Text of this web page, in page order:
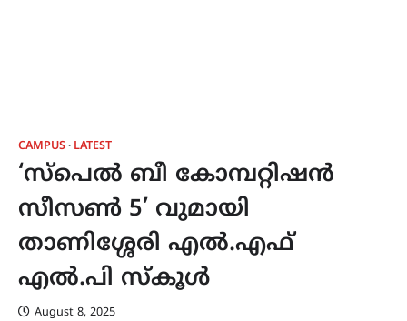
CAMPUS LATEST
‘സ്പെൽ ബീ കോമ്പറ്റിഷൻ
സീസൺ 5’ വുമായി
താണിശ്ശേരി എൽ.എഫ്
എൽ.പി സ്കൂൾ
August 8, 2025